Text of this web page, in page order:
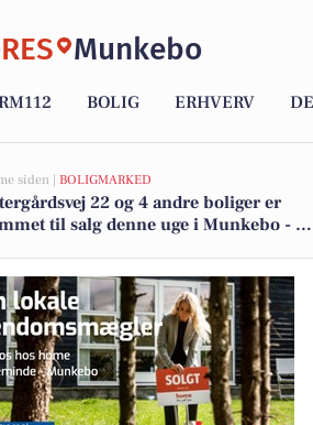
Munkebo
BOLIG ERHVERV
siden | BOLIGMARKED
22 og 4 andre boliger er
til salg denne uge i Munkebo - se